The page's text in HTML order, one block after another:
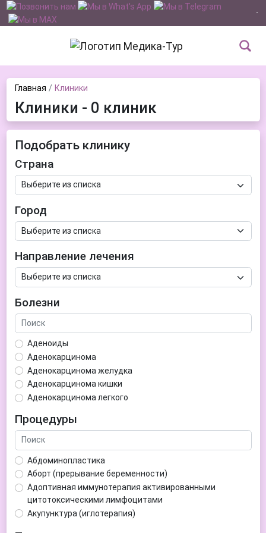
Главная Клиники
Клиники - 0 клиник
Подобрать клинику
Страна
Город
Направление лечения
Болезни
Аденоиды
Аденокарцинома
Аденокарцинома желудка
Аденокарцинома кишки
Аденокарцинома легкого
Аденома гипофиза
Аденома простаты
Аденома щитовидной железы
Аденомиоз
Адентия
Азооспермия
Акне (угри)
Алкоголизм
Процедуры
Абдоминопластика
Аборт (прерывание беременности)
Адоптивная иммунотерапия активированными
цитотоксическими лимфоцитами
Акупунктура (иглотерапия)